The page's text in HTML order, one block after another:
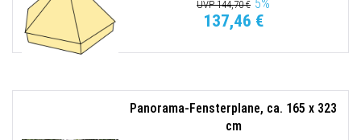
UVP 144,70 € 5%
137,46 €
Panorama-Fensterplane, ca. 165 x 323
cm